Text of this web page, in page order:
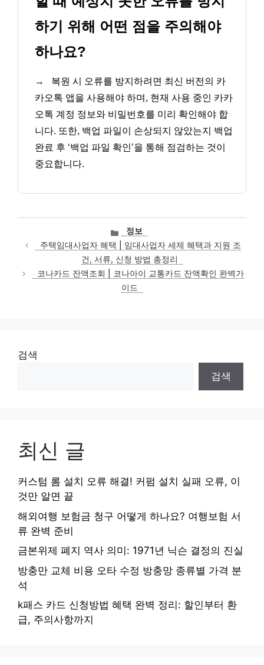
하기 위해 어떤 점을 주의해야
하나요?
→
복원 시 오류를 방지하려면 최신 버전의 카
카오톡 앱을 사용해야 하며, 현재 사용 중인 카카
오톡 계정 정보와 비밀번호를 미리 확인해야 합
니다. 또한, 백업 파일이 손상되지 않았는지 백업
완료 후 ‘백업 파일 확인’을 통해 점검하는 것이
중요합니다.
카
테
고
리
정보
주택임대사업자 혜택 | 임대사업자 세제 혜택과 지원 조
건, 서류, 신청 방법 총정리
코나카드 잔액조회 | 코나아이 교통카드 잔액확인 완벽가
이드
검색
검색
최신 글
커스텀 롬 설치 오류 해결! 커펌 설치 실패 오류, 이
것만 알면 끝
해외여행 보험금 청구 어떻게 하나요? 여행보험 서
류 완벽 준비
금본위제 폐지 역사 의미: 1971년 닉슨 결정의 진실
방충만 교체 비용 오타 수정 방충망 종류별 가격 분
석
k패스 카드 신청방법 혜택 완벽 정리: 할인부터 환
급, 주의사항까지